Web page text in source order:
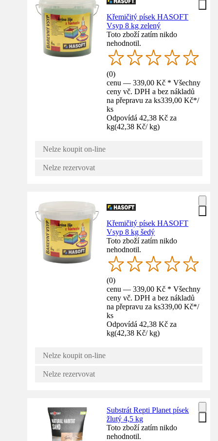
Křemičitý písek HASOFT
Vsyp 8 kg zelený
Toto zboží zatím nikdo
nehodnotil.
(0)
cenu — 339,00 Kč * Všechny
ceny vč. DPH a bez nákladů
na přepravu za ks339,00 Kč*/
ks
Odpovídá 42,38 Kč za
kg(42,38 Kč/ kg)
Nelze koupit on-line
Nelze rezervovat
Křemičitý písek HASOFT
Vsyp 8 kg šedý
Toto zboží zatím nikdo
nehodnotil.
(0)
cenu — 339,00 Kč * Všechny
ceny vč. DPH a bez nákladů
na přepravu za ks339,00 Kč*/
ks
Odpovídá 42,38 Kč za
kg(42,38 Kč/ kg)
Nelze koupit on-line
Nelze rezervovat
Substrát Repti Planet písek
žlutý 4,5 kg
Toto zboží zatím nikdo
nehodnotil.